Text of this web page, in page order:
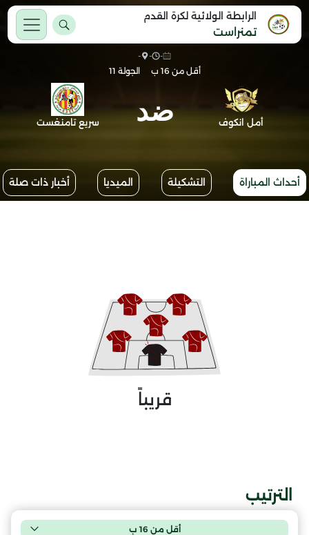
الرابطة الولائية لكرة القدم
تمنراست
-
-
-
أقل من 16 ب
الجولة 11
أمل انكوف ضد سريع تامنغست
أحداث المباراة التشكيلة الميديا أخبار ذات صلة
قريباً
الترتيب
أقل من 16 ب